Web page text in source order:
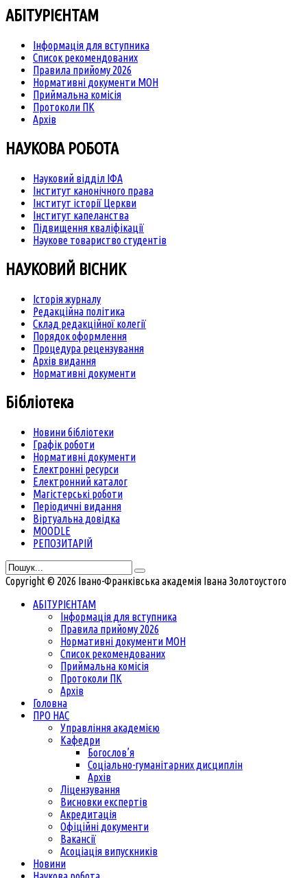
АБІТУРІЄНТАМ
Інформація для вступника
Список рекомендованих
Правила прийому 2026
Нормативні документи МОН
Приймальна комісія
Протоколи ПК
Архів
НАУКОВА РОБОТА
Науковий відділ ІФА
Інститут канонічного права
Інститут історії Церкви
Інститут капеланства
Підвищення кваліфікації
Наукове товариство студентів
НАУКОВИЙ ВІСНИК
Історія журналу
Редакційна політика
Склад редакційної колегії
Порядок оформлення
Процедура рецензування
Архів видання
Нормативні документи
Бібліотека
Новини бібліотеки
Графік роботи
Нормативні документи
Електронні ресурси
Електронний каталог
Магістерські роботи
Періодичні видання
Віртуальна довідка
MOODLE
РЕПОЗИТАРІЙ
Copyright © 2026 Івано-Франківська академія Івана Золотоустого
АБІТУРІЄНТАМ
Інформація для вступника
Правила прийому 2026
Нормативні документи МОН
Список рекомендованих
Приймальна комісія
Протоколи ПК
Архів
Головна
ПРО НАС
Управління академією
Кафедри
Богослов’я
Соціально-гуманітарних дисциплін
Архів
Ліцензування
Висновки експертів
Акредитація
Офіційні документи
Вакансії
Асоціація випускників
Новини